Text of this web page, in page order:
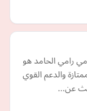
رامي الحامد هو
والدعم القوي
عن…